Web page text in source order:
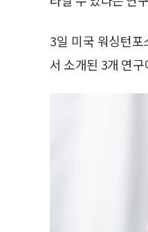
3일 미국 워싱턴
서 소개된 3개 연